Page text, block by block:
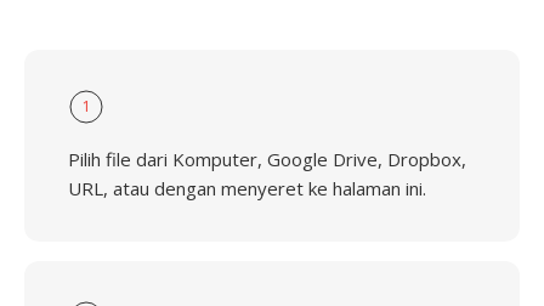
1
Pilih file dari Komputer, Google Drive, Dropbox,
URL, atau dengan menyeret ke halaman ini.